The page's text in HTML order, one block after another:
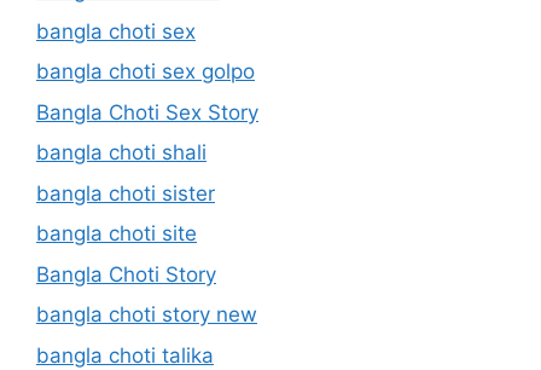
bangla choti sex
bangla choti sex golpo
Bangla Choti Sex Story
bangla choti shali
bangla choti sister
bangla choti site
Bangla Choti Story
bangla choti story new
bangla choti talika